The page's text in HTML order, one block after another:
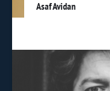
Asaf Avidan